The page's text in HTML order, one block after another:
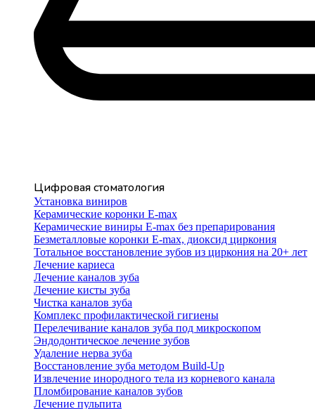
Цифровая стоматология
Установка виниров
Керамические коронки E-max
Керамические виниры E-max без препарирования
Безметалловые коронки Е-max, диоксид циркония
Тотальное восстановление зубов из циркония на 20+ лет
Лечение кариеса
Лечение каналов зуба
Лечение кисты зуба
Чистка каналов зуба
Комплекс профилактической гигиены
Перелечивание каналов зуба под микроскопом
Эндодонтическое лечение зубов
Удаление нерва зуба
Восстановление зуба методом Build-Up
Извлечение инородного тела из корневого канала
Пломбирование каналов зубов
Лечение пульпита